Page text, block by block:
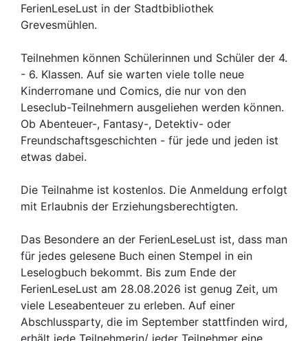
FerienLeseLust in der Stadtbibliothek
Grevesmühlen.
Teilnehmen können Schülerinnen und Schüler der 4.
- 6. Klassen. Auf sie warten viele tolle neue
Kinderromane und Comics, die nur von den
Leseclub-Teilnehmern ausgeliehen werden können.
Ob Abenteuer-, Fantasy-, Detektiv- oder
Freundschaftsgeschichten - für jede und jeden ist
etwas dabei.
Die Teilnahme ist kostenlos. Die Anmeldung erfolgt
mit Erlaubnis der Erziehungsberechtigten.
Das Besondere an der FerienLeseLust ist, dass man
für jedes gelesene Buch einen Stempel in ein
Leselogbuch bekommt. Bis zum Ende der
FerienLeseLust am 28.08.2026 ist genug Zeit, um
viele Leseabenteuer zu erleben. Auf einer
Abschlussparty, die im September stattfinden wird,
erhält jede Teilnehmerin/ jeder Teilnehmer eine